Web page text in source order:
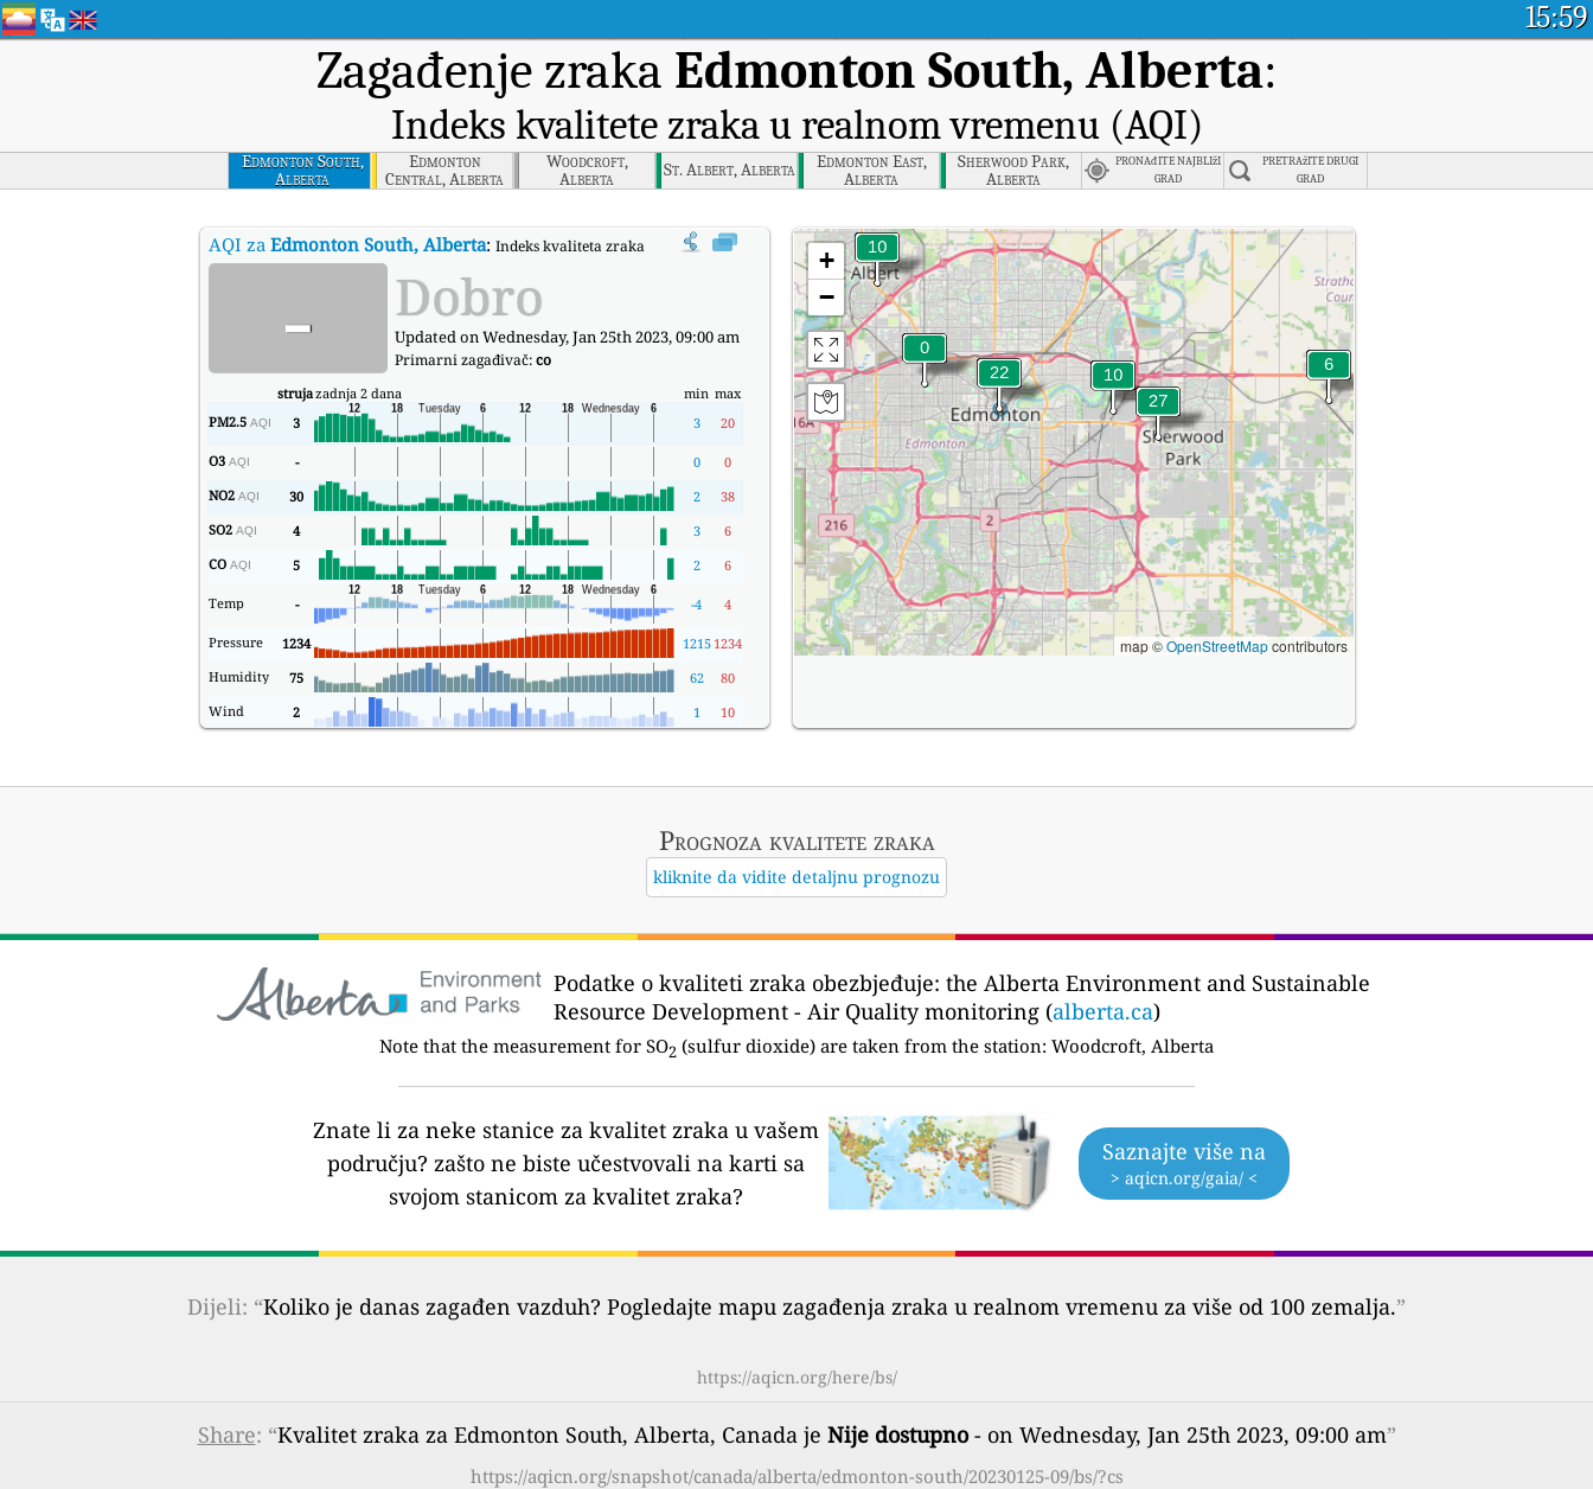
15:59
Zagađenje zraka Edmonton South, Alberta:
Indeks kvalitete zraka u realnom vremenu (AQI)
Edmonton South,
Alberta
Edmonton
Central, Alberta
Woodcroft,
Alberta
St. Albert, Alberta
Edmonton East,
Alberta
Sherwood Park,
Alberta
PRONAđITE NAJBLIžI
GRAD
PRETRAžITE DRUGI
GRAD
AQI za Edmonton South, Alberta: Indeks kvaliteta zraka (AQI) kompanije Edmonton South, Alberta u stvarnom vremenu.
- Dobro
Updated on Wednesday, Jan 25th 2023, 09:00 am
Primarni zagađivač:co
strujazadnja 2 dana min max
PM2.5 AQI 3 3 20
O3 AQI - 0
0
NO2 AQI 30 2
38
SO2 AQI 4 3
6
CO AQI 5 2 6
Temp - -4 4
Pressure 1234 1215 1234
Humidity
75 62
80
Wind
2 1 10
+
−
map ©OpenStreetMapcontributors
Prognoza kvalitete zraka
kliknite da vidite detaljnu prognozu
Podatke o kvaliteti zraka obezbjeđuje: the Alberta Environment and Sustainable
Resource Development - Air Quality monitoring (alberta.ca)
Note that the measurement for SO2 (sulfur dioxide) are taken from the station: Woodcroft, Alberta
Znate li za neke stanice za kvalitet zraka u vašem
području? zašto ne biste učestvovali na karti sa
svojom stanicom za kvalitet zraka?
Saznajte više na
> aqicn.org/gaia/ <
Dijeli: “Koliko je danas zagađen vazduh? Pogledajte mapu zagađenja zraka u realnom vremenu za više od 100 zemalja.”
https://aqicn.org/here/bs/
Share: “Kvalitet zraka za Edmonton South, Alberta, Canada je Nije dostupno- on Wednesday, Jan 25th 2023, 09:00 am”
https://aqicn.org/snapshot/canada/alberta/edmonton-south/20230125-09/bs/?cs